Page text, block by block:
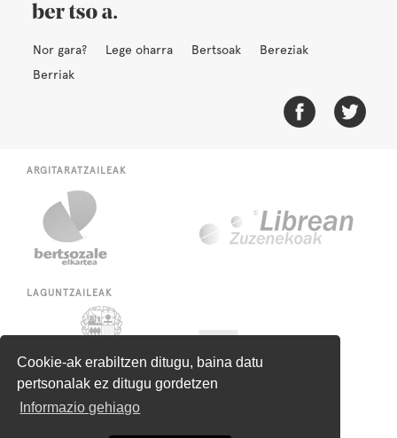
Cookie-ak erabiltzen ditugu, baina datu
pertsonalak ez ditugu gordetzen
Informazio gehiago
Nor gara? Lege oharra Bertsoak
Bereziak
Berriak
ARGITARATZAILEAK
LAGUNTZAILEAK